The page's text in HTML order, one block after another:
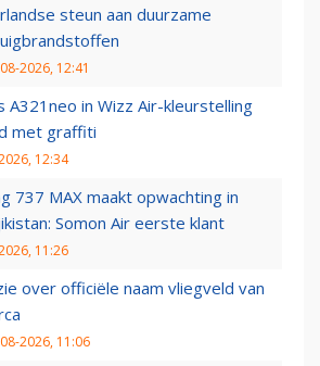
steun aan duurzame
2026, 12:41
A321neo in Wizz Air-kleurstelling
met graffiti
12:34
737 MAX maakt opwachting in
Somon Air eerste klant
11:26
over officiële naam vliegveld van
2026, 11:06